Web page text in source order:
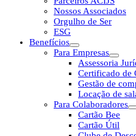
Nossos Associados
Orgulho de Ser
ESG
Benefícios
Para Empresas
Assessoria
Certificado de
Gestão de
Locação de
Para Colaboradores
Cartão Bee
Cartão Útil